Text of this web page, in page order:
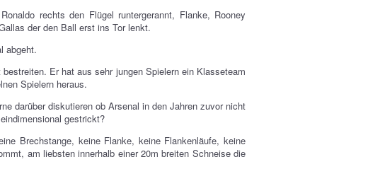
rechts den Flügel runtergerannt, Flanke, Rooney
der den Ball erst ins Tor lenkt.
abgeht.
Er hat aus sehr jungen Spielern ein Klasseteam
Spielern heraus.
darüber diskutieren ob Arsenal in den Jahren zuvor nicht
gestrickt?
Brechstange, keine Flanke, keine Flankenläufe, keine
am liebsten innerhalb einer 20m breiten Schneise die